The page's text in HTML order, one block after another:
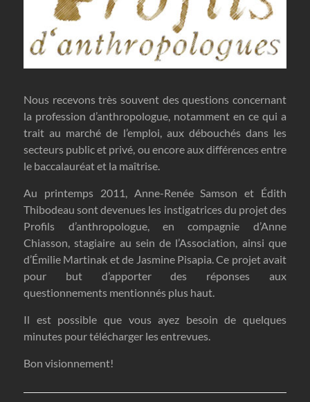
Nous recevons très souvent des questions concernant
la profession d’anthropologue, notamment en ce qui a
trait au marché de l’emploi, aux débouchés dans les
secteurs public et privé, ou encore aux différences entre
le baccalauréat et la maîtrise.
Au printemps 2011, Anne-Renée Samson et Édith
Thibodeau sont devenues les instigatrices du projet des
Profils d’anthropologue, en compagnie d’Anne
Chiasson, stagiaire au sein de l’Association, ainsi que
d’Émilie Martinak et de Jasmine Pisapia. Ce projet avait
pour but d’apporter des réponses aux
questionnements mentionnés plus haut.
Il est possible que vous ayez besoin de quelques
minutes pour télécharger les entrevues.
Bon visionnement!